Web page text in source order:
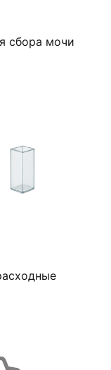
сбора мочи